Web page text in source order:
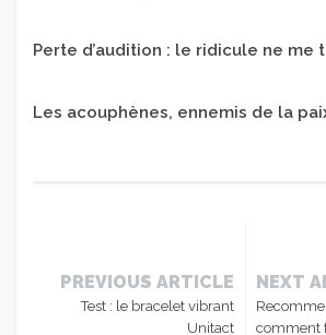
Perte d’audition : le ridicule ne me
Les acouphènes, ennemis de la
PREVIOUS ARTICLE
Test : le bracelet vibrant
Unitact
NEXT
comment